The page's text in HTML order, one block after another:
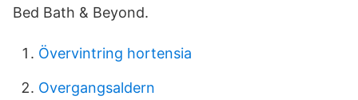
Bed Bath & Beyond.
Övervintring hortensia
Overgangsaldern